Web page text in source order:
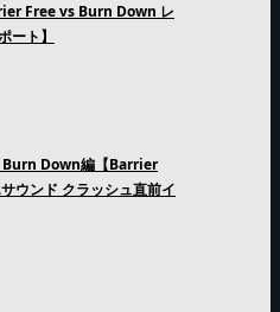
Free vs Burn Down レ
ート】
Burn Down編【Barrier
ウンド クラッシュ直前イ